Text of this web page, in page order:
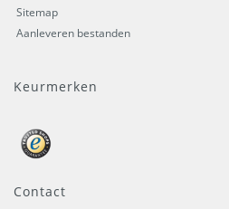
Sitemap
Aanleveren bestanden
Keurmerken
Contact